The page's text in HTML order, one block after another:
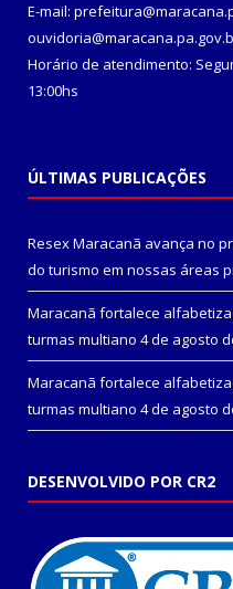
E-mail:
Horário de atendimento:
13:00hs
ÚLTIMAS PUBLICAÇÕES
Resex Maracanã avança no
do turismo em nossas áreas
Maracanã fortalece
turmas multiano 4 de agosto
Maracanã fortalece
turmas multiano 4 de agosto
DESENVOLVIDO POR CR2